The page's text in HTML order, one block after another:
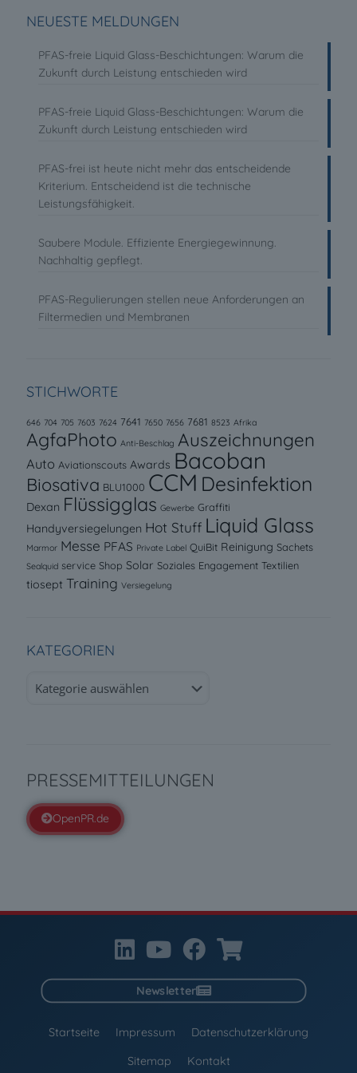
NEUESTE MELDUNGEN
PFAS-freie Liquid Glass-Beschichtungen: Warum die
Zukunft durch Leistung entschieden wird
PFAS-freie Liquid Glass-Beschichtungen: Warum die
Zukunft durch Leistung entschieden wird
PFAS-frei ist heute nicht mehr das entscheidende
Kriterium. Entscheidend ist die technische
Leistungsfähigkeit.
Saubere Module. Effiziente Energiegewinnung.
Nachhaltig gepflegt.
PFAS-Regulierungen stellen neue Anforderungen an
Filtermedien und Membranen
STICHWORTE
646 704 705 7603 7624 7641 7650 7656 7681 8523 Afrika
AgfaPhoto Anti-Beschlag Auszeichnungen
Auto Aviationscouts Awards Bacoban
Biosativa BLU1000 CCM Desinfektion
Dexan Flüssigglas Gewerbe Graffiti
Handyversiegelungen Hot Stuff Liquid Glass
Marmor Messe PFAS Private Label QuiBit Reinigung Sachets
Sealquid service Shop Solar Soziales Engagement Textilien
tiosept Training Versiegelung
KATEGORIEN
PRESSEMITTEILUNGEN
OpenPR.de
Startseite Impressum
Datenschutzerklärung
Sitemap
Kontakt
Newsletter